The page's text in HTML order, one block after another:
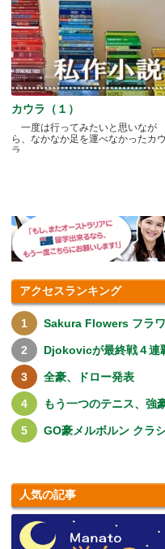
カウラ（１）
一度は行ってみたいと思いなが
ら、なかなか足を運べなかったカウ
ラ.....
アクセスランキング
Sakura Flowers フラ
Djokovicが最終戦４連
全豪、ドロー発表
もう一つのテニス、強
GO豪メルボルン クラ
人気の記事